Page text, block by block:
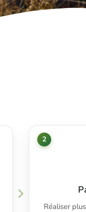
2
Réaliser